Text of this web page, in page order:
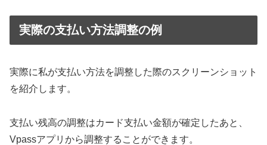
実際の支払い方法調整の例
実際に私が支払い方法を調整した際のスクリーンショット
を紹介します。
支払い残高の調整はカード支払い金額が確定したあと、
Vpassアプリから調整することができます。